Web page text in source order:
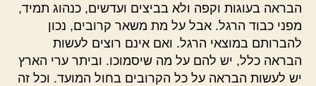
הבראה בעוגות וקפה ולא בביצים ועדשים, כנהוג תמיד,
מפני כבוד הרגל. אבל על מת משאר קרובים, נכון
להברותם במוצאי הרגל. ואם אינם רוצים לעשות
הבראה כלל, יש להם על מה שיסמוכו. וביתר ערי הארץ
יש לעשות הבראה על כל הקרובים בחול המועד. וכל זה